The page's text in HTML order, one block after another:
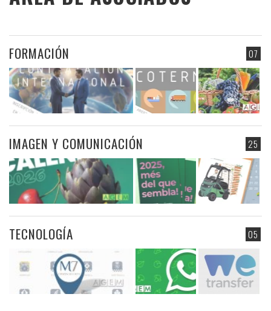
07
FORMACIÓN
25
IMAGEN Y COMUNICACIÓN
05
TECNOLOGÍA